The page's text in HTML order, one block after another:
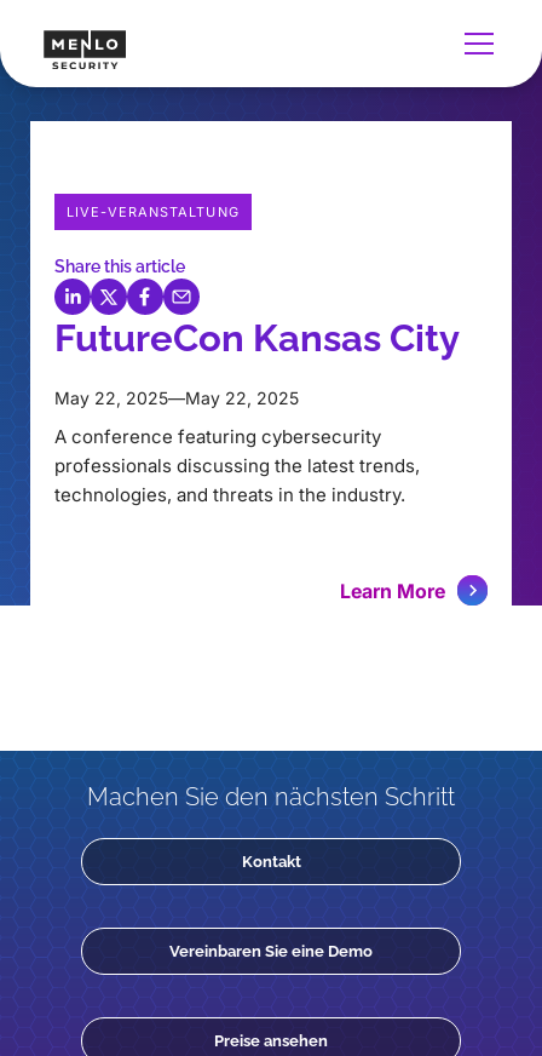
LIVE-VERANSTALTUNG
Share this article
FutureCon Kansas City
May 22, 2025—May 22, 2025
A conference featuring cybersecurity
professionals discussing the latest trends,
technologies, and threats in the industry.
Learn More
Machen Sie den nächsten Schritt
Kontakt
Vereinbaren Sie eine Demo
Preise ansehen